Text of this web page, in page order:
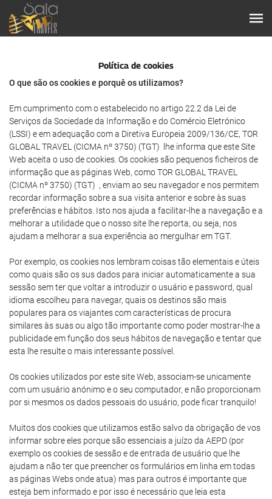
Política de cookies
O que são os cookies e porquê os utilizamos?
Em cumprimento com o estabelecido no artigo 22.2 da Lei de
Serviços da Sociedade da Informação e do Comércio Eletrónico
(LSSI) e em adequação com a Diretiva Europeia 2009/136/CE, TOR
GLOBAL TRAVEL (CICMA nº 3750) (TGT) lhe informa que este Site
Web aceita o uso de cookies. Os cookies são pequenos ficheiros de
informação que as páginas Web, como TOR GLOBAL TRAVEL
(CICMA nº 3750) (TGT) , enviam ao seu navegador e nos permitem
recordar informação sobre a sua visita anterior e sobre às suas
preferências e hábitos. Isto nos ajuda a facilitar-lhe a navegação e a
melhorar a utilidade que o nosso site lhe reporta, ou seja, nos
ajudam a melhorar a sua experiência ao mergulhar em TGT.
Por exemplo, os cookies nos lembram coisas tão elementais e úteis
como quais são os sus dados para iniciar automaticamente a sua
sessão sem ter que voltar a introduzir o usuário e password, qual
idioma escolheu para navegar, quais os destinos são mais
populares para os viajantes com características de procura
similares às suas ou algo tão importante como poder mostrar-lhe a
publicidade em função dos seus hábitos de navegação e tentar que
esta lhe resulte o mais interessante possível.
Os cookies utilizados por este site Web, associam-se unicamente
com um usuário anónimo e o seu computador, e não proporcionam
por si mesmos os dados pessoais do usuário, pode ficar tranquilo!
Muitos dos cookies que utilizamos estão salvo da obrigação de vos
informar sobre eles porque são essenciais a juízo da AEPD (por
exemplo os cookies de sessão e de entrada de usuário que lhe
ajudam a não ter que preencher os formulários em linha em todas
as páginas Webs onde atua) mas para outros é importante que
esteja bem informado e por isso é necessário que leia esta